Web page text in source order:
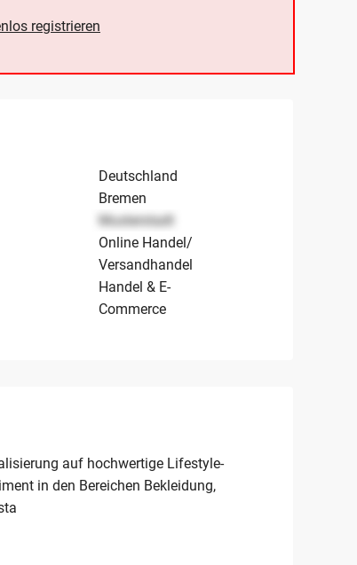
registrieren
Deutschland
Bremen
Musterstadt
Online Handel/
Versandhandel
Handel & E-
Commerce
auf hochwertige Lifestyle-
in den Bereichen Bekleidung,